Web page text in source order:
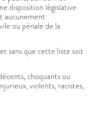
disposition législative
aucunement
ou pénale de la
sans que cette liste soit
choquants ou
violents, racistes,